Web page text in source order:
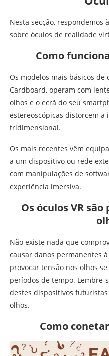
Nesta secção, respondemos
sobre óculos de realidade
Como
Os modelos mais básicos de
Cardboard, operam com
olhos e o ecrã do seu
estereoscópicas distorcem a
tridimensional.
Os mais recentes vêm
a um dispositivo ou rede
com manipulações de
experiência imersiva.
Os óculos VR
Não existe nada que
causar danos permanentes
provocar tensão nos olhos
períodos de tempo. Lembre-
destes dispositivos
olhos.
Como